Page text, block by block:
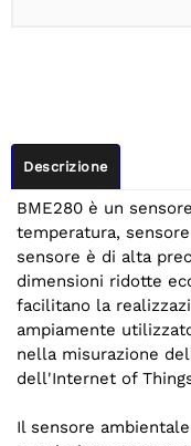
Descrizione
BME280 è un
temperatura,
sensore è di alta
dimensioni ridotte
facilitano la
ampiamente
nella misurazione
dell'Internet of
Il sensore